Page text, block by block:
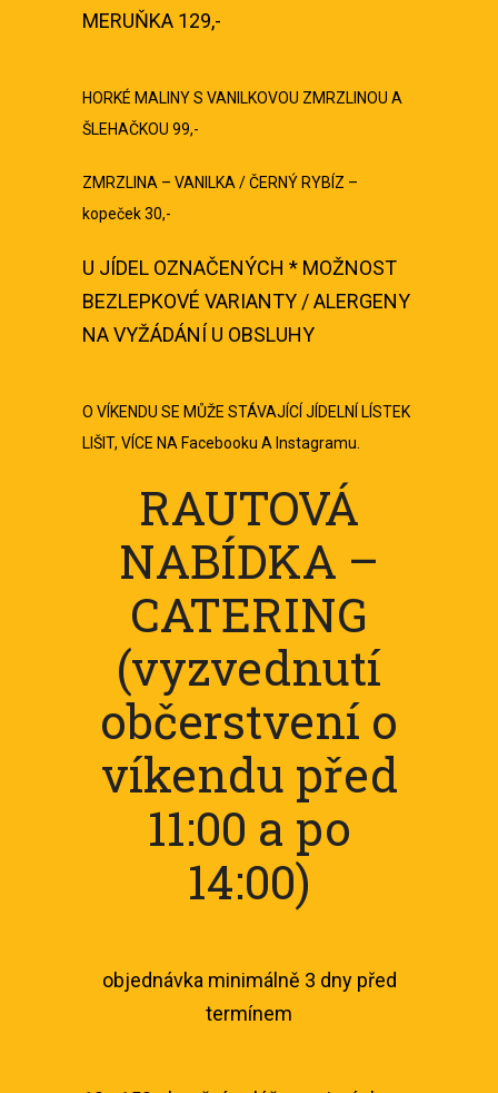
MERUŇKA 129,-
HORKÉ MALINY S VANILKOVOU ZMRZLINOU A
ŠLEHAČKOU 99,-
ZMRZLINA – VANILKA / ČERNÝ RYBÍZ –
kopeček 30,-
U JÍDEL OZNAČENÝCH * MOŽNOST
BEZLEPKOVÉ VARIANTY / ALERGENY
NA VYŽÁDÁNÍ U OBSLUHY
O VÍKENDU SE MŮŽE STÁVAJÍCÍ JÍDELNÍ LÍSTEK
LIŠIT, VÍCE NA Facebooku A Instagramu.
RAUTOVÁ
NABÍDKA –
CATERING
(vyzvednutí
občerstvení o
víkendu před
11:00 a po
14:00)
objednávka minimálně 3 dny před
termínem